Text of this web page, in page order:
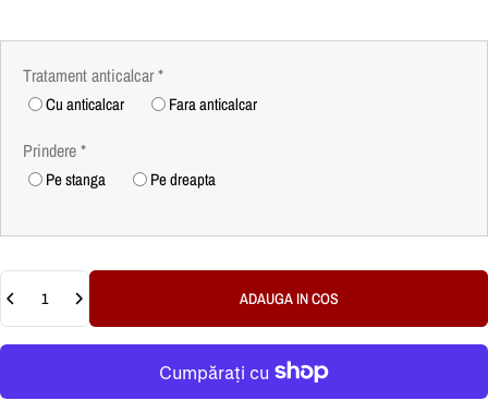
Tratament anticalcar*
Cu anticalcar Fara anticalcar
Prindere*
Pe stanga Pe dreapta
ADAUGA IN COS